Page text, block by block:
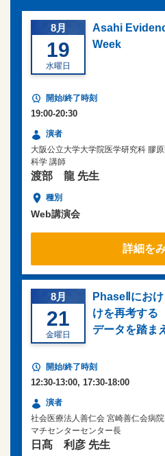
8月
19
水曜日
Asahi
Week
19:00-20:30
大阪公立大学大学院医学研究科 膠
科学 講師
渡部 龍 先生
Web講演会
詳細を
8月
21
金曜日
PhaseⅡにお
けを再考す
データを踏ま
12:30-13:00, 17:30-18:00
社会医療法人善仁会 宮崎善仁会病
マチセンターセンター長
日髙 利彦 先生